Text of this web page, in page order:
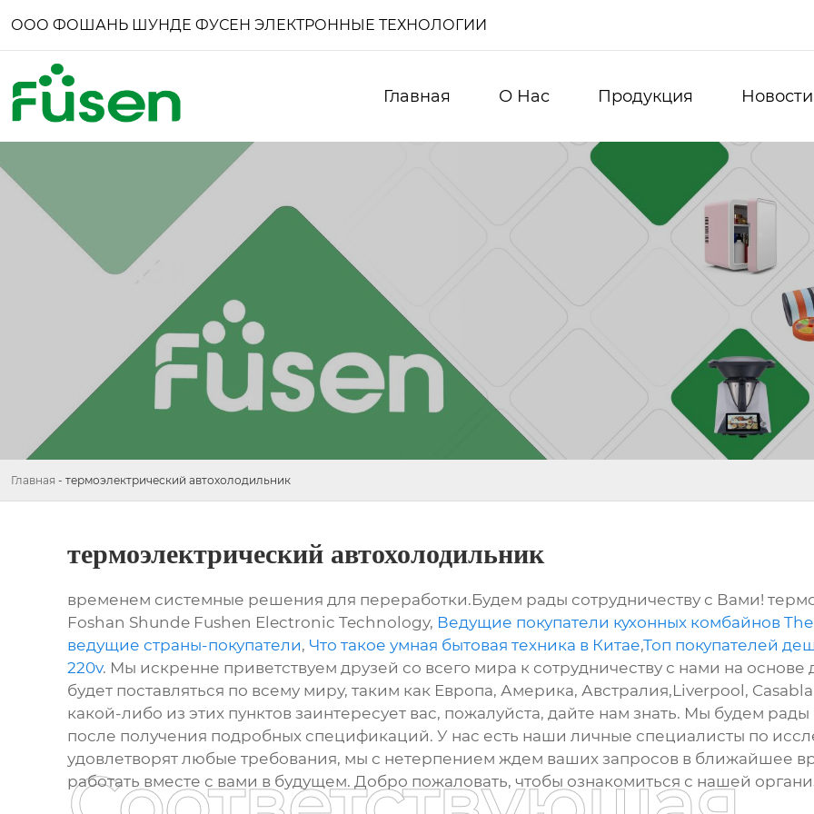
ООО ФОШАНЬ ШУНДЕ ФУСЕН ЭЛЕКТРОННЫЕ ТЕХНОЛОГИИ
Главная О Нас Продукция Новости
Главная - термоэлектрический автохолодильник
термоэлектрический автохолодильник
временем системные решения для переработки.Будем рады сотрудничеству с Вами!
Foshan Shunde Fushen Electronic Technology, Ведущие покупатели кухонных комбайнов
ведущие страны-покупатели, Что такое умная бытовая техника в Китае,Топ покупателей
220v. Мы искренне приветствуем друзей со всего мира к сотрудничеству с нами на
будет поставляться по всему миру, таким как Европа, Америка, Австралия,Liverpool,
какой-либо из этих пунктов заинтересует вас, пожалуйста, дайте нам знать. Мы будем
после получения подробных спецификаций. У нас есть наши личные специалисты по
удовлетворят любые требования, мы с нетерпением ждем ваших запросов в ближайшее
работать вместе с вами в будущем. Добро пожаловать, чтобы ознакомиться с нашей